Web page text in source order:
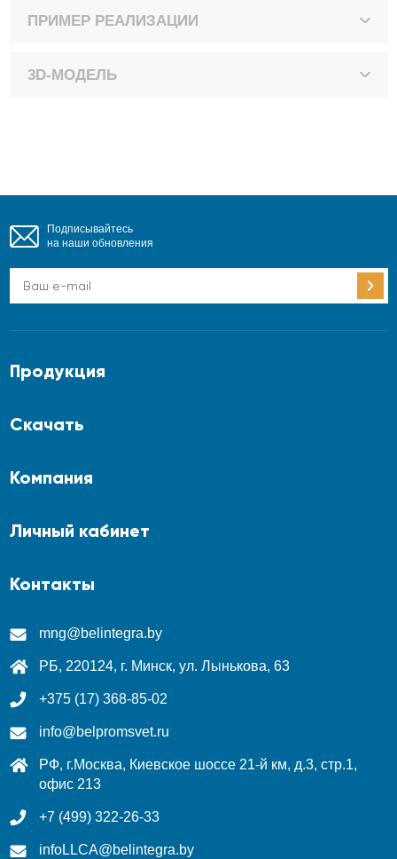
ПРИМЕР РЕАЛИЗАЦИИ
3D-МОДЕЛЬ
Подписывайтесь
на наши обновления
Продукция
Скачать
Компания
Личный кабинет
Контакты
mng@belintegra.by
РБ, 220124, г. Минск, ул. Лынькова, 63
+375 (17) 368-85-02
info@belpromsvet.ru
РФ, г.Москва, Киевское шоссе 21-й км, д.3, стр.1,
офис 213
+7 (499) 322-26-33
infoLLCA@belintegra.by